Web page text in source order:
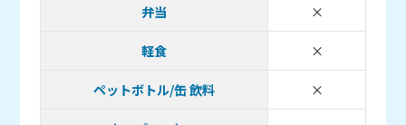
弁当
×取り扱い無し
軽食
×取り扱い無し
ペットボトル/缶 飲料
×取り扱い無し